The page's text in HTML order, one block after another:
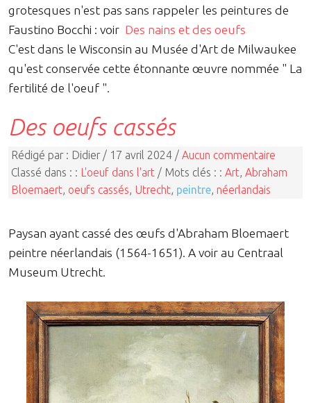
grotesques n'est pas sans rappeler les peintures de
Faustino Bocchi : voir Des nains et des oeufs
C'est dans le Wisconsin au Musée d'Art de Milwaukee
qu'est conservée cette étonnante œuvre nommée " La
fertilité de l'oeuf ".
Des oeufs cassés
Rédigé par : Didier / 17 avril 2024 / Aucun commentaire
Classé dans : :
L'oeuf dans l'art / Mots clés : : Art, Abraham
Bloemaert, oeufs cassés, Utrecht, peintre, néerlandais
Paysan ayant cassé des œufs d'Abraham Bloemaert
peintre néerlandais (1564-1651). A voir au Centraal
Museum Utrecht.